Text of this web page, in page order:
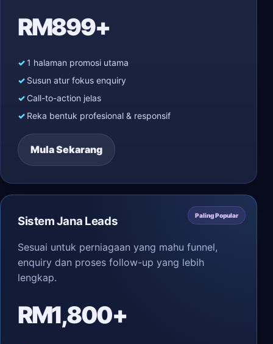
RM899+
1 halaman promosi utama
Susun atur fokus enquiry
Call-to-action jelas
Reka bentuk profesional & responsif
Mula Sekarang
Paling Popular
Sistem Jana Leads
Sesuai untuk perniagaan yang mahu funnel,
enquiry dan proses follow-up yang lebih
lengkap.
RM1,800+